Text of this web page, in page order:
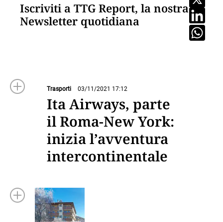
Iscriviti a TTG Report, la nostra
Newsletter quotidiana
Trasporti 03/11/2021 17:12
Ita Airways, parte
il Roma-New York:
inizia l’avventura
intercontinentale